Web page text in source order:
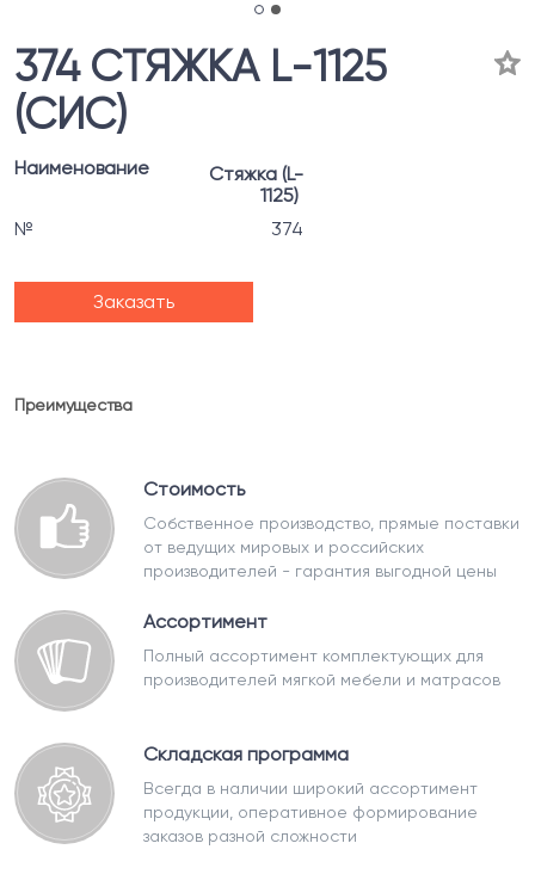
374 СТЯЖКА L-1125
(СИС)
Наименование
Стяжка (L-
1125)
№
374
Заказать
Преимущества
Стоимость
Собственное производство, прямые поставки
от ведущих мировых и российских
производителей - гарантия выгодной цены
Ассортимент
Полный ассортимент комплектующих для
производителей мягкой мебели и матрасов
Складская программа
Всегда в наличии широкий ассортимент
продукции, оперативное формирование
заказов разной сложности